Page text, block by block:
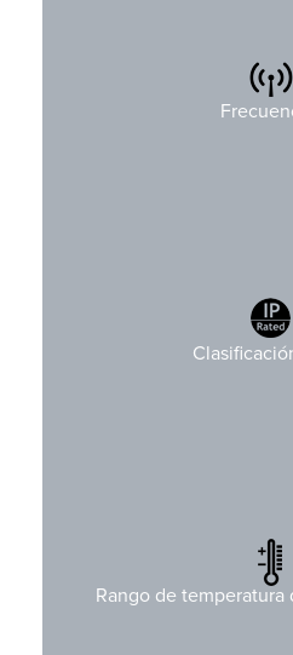
869 / 915
Rango de
C a +70
F a
o
F)